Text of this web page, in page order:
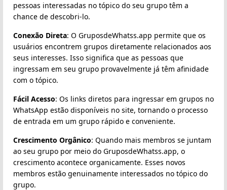
pessoas interessadas no tópico do seu grupo têm a
chance de descobri-lo.
Conexão Direta: O GruposdeWhatss.app permite que os
usuários encontrem grupos diretamente relacionados aos
seus interesses. Isso significa que as pessoas que
ingressam em seu grupo provavelmente já têm afinidade
com o tópico.
Fácil Acesso: Os links diretos para ingressar em grupos no
WhatsApp estão disponíveis no site, tornando o processo
de entrada em um grupo rápido e conveniente.
Crescimento Orgânico: Quando mais membros se juntam
ao seu grupo por meio do GruposdeWhatss.app, o
crescimento acontece organicamente. Esses novos
membros estão genuinamente interessados no tópico do
grupo.